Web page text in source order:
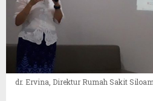
dr. Ervina, Direktur Rumah Sakit